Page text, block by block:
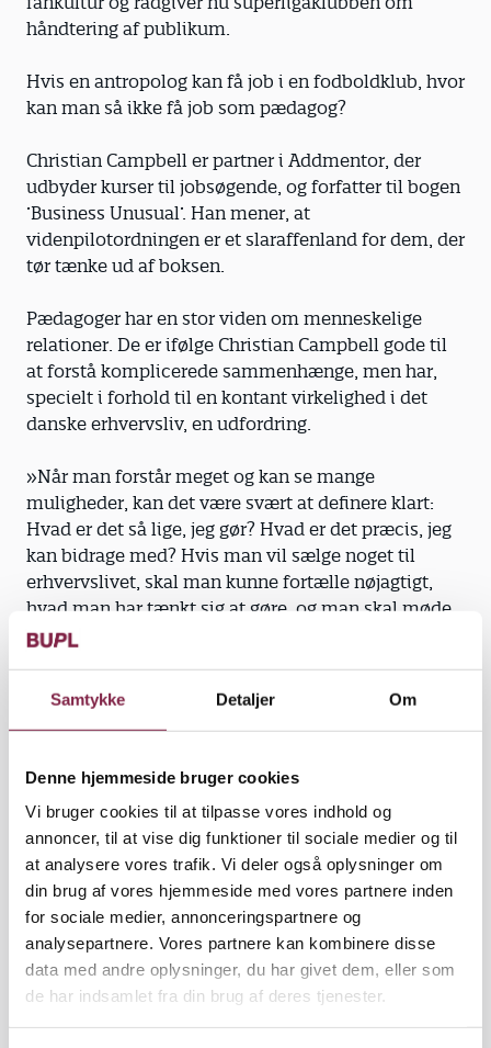
Samtykke Detaljer Om
Denne hjemmeside bruger cookies
Vi bruger cookies til at tilpasse vores indhold og
annoncer, til at vise dig funktioner til sociale medier og til
at analysere vores trafik. Vi deler også oplysninger om
din brug af vores hjemmeside med vores partnere inden
for sociale medier, annonceringspartnere og
analysepartnere. Vores partnere kan kombinere disse
data med andre oplysninger, du har givet dem, eller som
de har indsamlet fra din brug af deres tjenester.
håndtering af publikum.
Hvis en antropolog kan få job i en fodboldklub, hvor
kan man så ikke få job som pædagog?
Christian Campbell er partner i Addmentor, der
udbyder kurser til jobsøgende, og forfatter til bogen
’Business Unusual’. Han mener, at
videnpilotordningen er et slaraffenland for dem, der
tør tænke ud af boksen.
Pædagoger har en stor viden om menneskelige
relationer. De er ifølge Christian Campbell gode til
at forstå komplicerede sammenhænge, men har,
specielt i forhold til en kontant virkelighed i det
danske erhvervsliv, en udfordring.
»Når man forstår meget og kan se mange
muligheder, kan det være svært at definere klart:
Hvad er det så lige, jeg gør? Hvad er det præcis, jeg
kan bidrage med? Hvis man vil sælge noget til
erhvervslivet, skal man kunne fortælle nøjagtigt,
hvad man har tænkt sig at gøre, og man skal møde
folk, der hvor de er,« siger han.
»Det er fint, at man har forståelse for verden og
sammenhængene, men man skal dele sin store
nogle nuancer. Efterfølgende kan man så putte flere
farver på igen, men den indledende konkretisering
er vigtig, hvis man vil overbevise en erhvervsleder
om sin idé til et projekt,« siger Christian Campbell.
Historisk succes. Ifølge konsulent i BUPL Morten
Eiler Hansen, bør pædagoger være opmærksomme
på områder, hvor de historisk set har haft succes
med at få job uden for børne- og